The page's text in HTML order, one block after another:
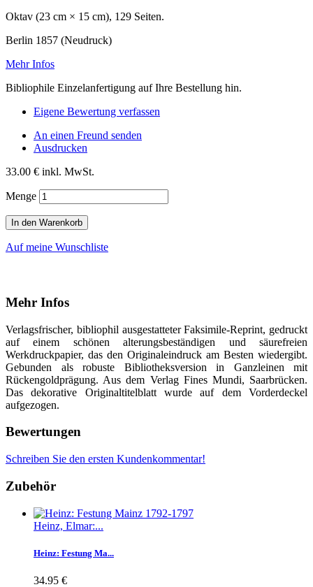
Oktav (23 cm × 15 cm), 129 Seiten.
Berlin 1857 (Neudruck)
Mehr Infos
Bibliophile Einzelanfertigung auf Ihre Bestellung hin.
Eigene Bewertung verfassen
An einen Freund senden
Ausdrucken
33.00 € inkl. MwSt.
Menge
In den Warenkorb
Auf meine Wunschliste
Mehr Infos
Verlagsfrischer, bibliophil ausgestatteter Faksimile-Reprint, gedruckt
auf einem schönen alterungsbeständigen und säurefreien
Werkdruckpapier, das den Originaleindruck am Besten wiedergibt.
Gebunden als robuste Bibliotheksversion in Ganzleinen mit
Rückengoldprägung. Aus dem Verlag Fines Mundi, Saarbrücken.
Das dekorative Originaltitelblatt wurde auf dem Vorderdeckel
aufgezogen.
Bewertungen
Schreiben Sie den ersten Kundenkommentar!
Zubehör
Heinz, Elmar:...
Heinz: Festung Ma...
34.95 €